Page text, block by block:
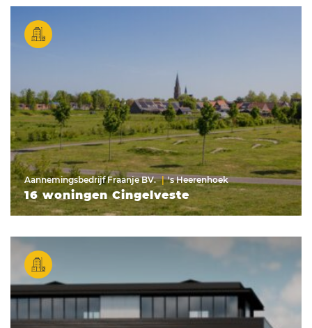
Aannemingsbedrijf Fraanje BV. 's Heerenhoek
16 woningen Cingelveste